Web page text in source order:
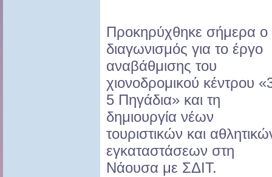
Προκηρύχθηκε σήμερα ο
διαγωνισμός για το έργο
αναβάθμισης του
χιονοδρομικού κέντρου
5 Πηγάδια» και τη
δημιουργία νέων
τουριστικών και
εγκαταστάσεων στη
Νάουσα με ΣΔΙΤ.